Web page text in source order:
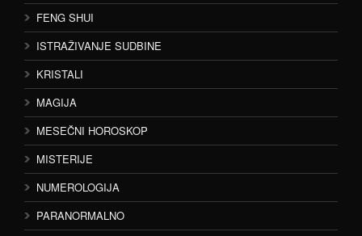
FENG SHUI
ISTRAŽIVANJE SUDBINE
KRISTALI
MAGIJA
MESEČNI HOROSKOP
MISTERIJE
NUMEROLOGIJA
PARANORMALNO